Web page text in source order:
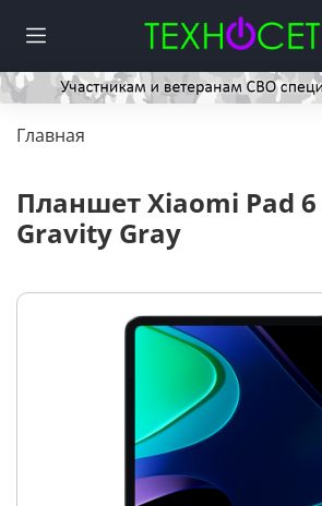
Главная
Планшет Xiaomi Pad 6
Gravity Gray